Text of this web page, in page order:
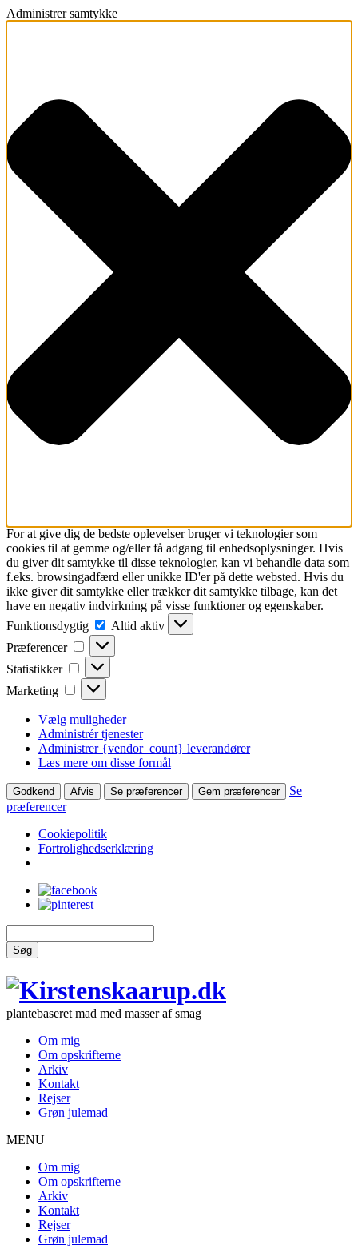
Administrer samtykke
For at give dig de bedste oplevelser bruger vi teknologier som
cookies til at gemme og/eller få adgang til enhedsoplysninger. Hvis
du giver dit samtykke til disse teknologier, kan vi behandle data som
f.eks. browsingadfærd eller unikke ID'er på dette websted. Hvis du
ikke giver dit samtykke eller trækker dit samtykke tilbage, kan det
have en negativ indvirkning på visse funktioner og egenskaber.
Funktionsdygtig
Funktionsdygtig
Altid aktiv
Præferencer
Præferencer
Statistikker Statistikker
Marketing Marketing
Vælg muligheder
Administrér tjenester
Administrer {vendor_count} leverandører
Læs mere om disse formål
Godkend Afvis Se præferencer Gem præferencer
Se
præferencer
Cookiepolitik
Fortrolighedserklæring
Søg
plantebaseret mad med masser af smag
Om mig
Om opskrifterne
Arkiv
Kontakt
Rejser
Grøn julemad
MENU
Om mig
Om opskrifterne
Arkiv
Kontakt
Rejser
Grøn julemad